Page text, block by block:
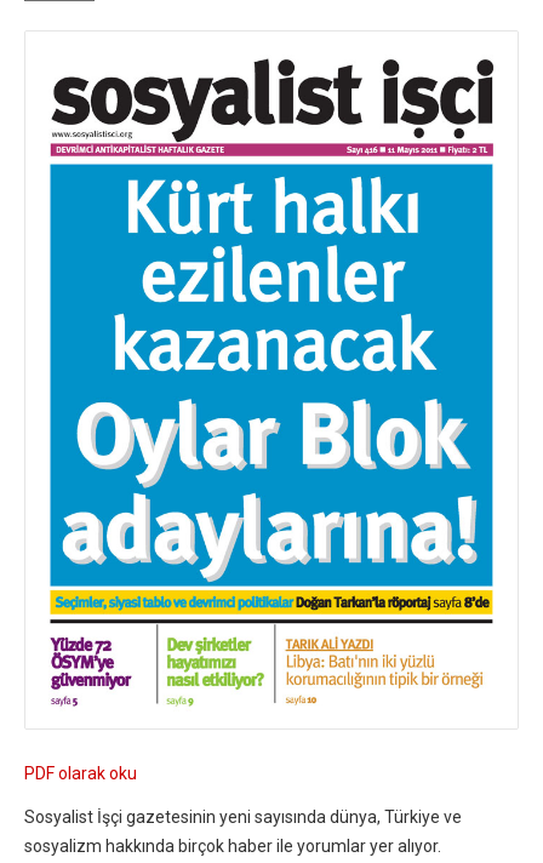
PDF olarak oku
Sosyalist İşçi gazetesinin yeni sayısında dünya, Türkiye ve
sosyalizm hakkında birçok haber ile yorumlar yer alıyor.